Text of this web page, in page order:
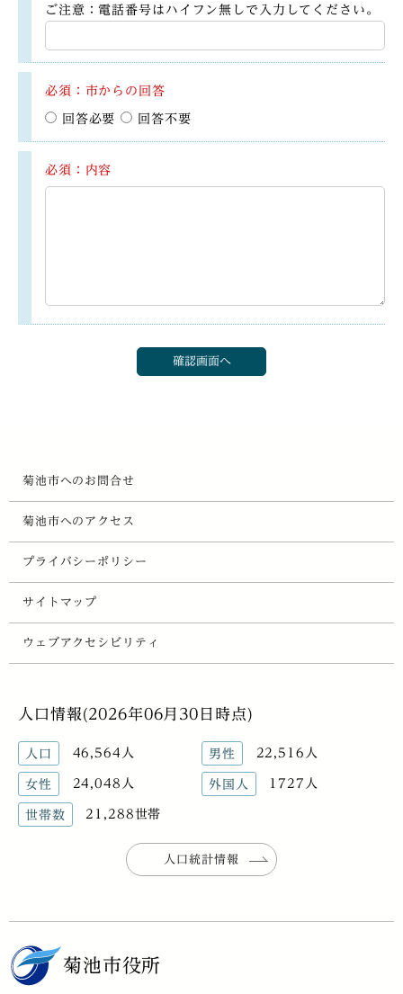
ご注意：電話番号はハイフン無しで入力してください。
必須：市からの回答
回答必要 回答不要
必須：内容
菊池市へのお問合せ
菊池市へのアクセス
プライバシーポリシー
サイトマップ
ウェブアクセシビリティ
人口情報(2026年06月30日時点)
人口 46,564人 男性 22,516人
女性 24,048人 外国人 1727人
世帯数 21,288世帯
人口統計情報
菊池市役所